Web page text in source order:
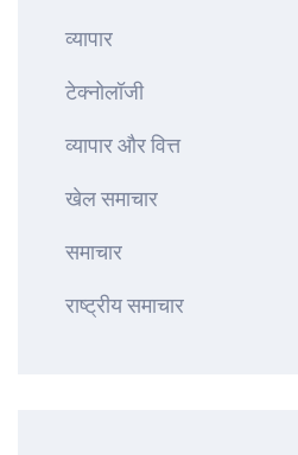
व्यापार
टेक्नोलॉजी
व्यापार और वित्त
खेल समाचार
समाचार
राष्ट्रीय समाचार